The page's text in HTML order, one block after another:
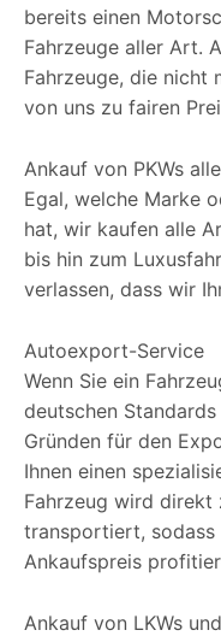
bereits einen
Fahrzeuge aller Art.
Fahrzeuge, die nicht
von uns zu fairen
Ankauf von PKWs
Egal, welche Marke
hat, wir kaufen alle
bis hin zum
verlassen, dass wir
Autoexport-Service
Wenn Sie ein
deutschen
Gründen für den
Ihnen einen
Fahrzeug wird direkt
transportiert, sodass
Ankaufspreis
Ankauf von LKWs